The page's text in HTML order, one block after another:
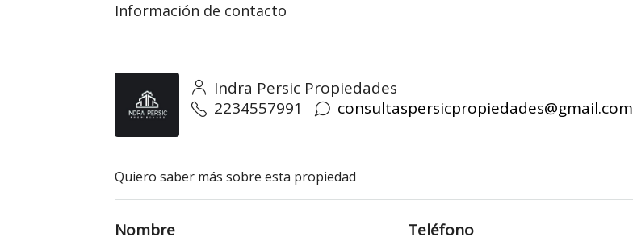
Información de contacto
Indra Persic Propiedades
2234557991
consultaspersicpropiedades@gmail.com
Quiero saber más sobre esta propiedad
Nombre Teléfono